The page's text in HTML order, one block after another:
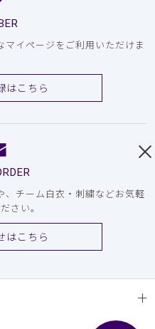
イページをご利用いただけま
はこちら
、チーム白衣・刺繍などお気軽
さい。
はこちら